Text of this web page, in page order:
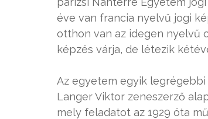
éve van francia nyelvű jogi
otthon van az idegen nyelvű
képzés várja, de létezik
Az egyetem egyik
Langer Viktor zeneszerző
mely feladatot az 1929 óta